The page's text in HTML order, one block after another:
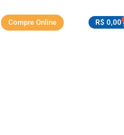
Compre Online R$ 0,00